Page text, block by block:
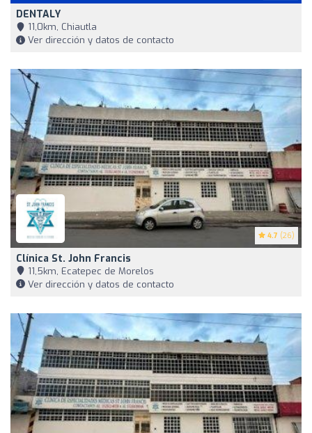
DENTALY
11,0km, Chiautla
Ver dirección y datos de contacto
4.7 (26)
Clínica St. John Francis
11,5km, Ecatepec de Morelos
Ver dirección y datos de contacto